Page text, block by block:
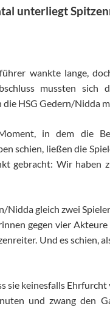
unterliegt
wankte lange,
mussten
HSG Gedern/Nidda
in dem die
schien, ließen die
gebracht: Wir haben
Nidda gleich zwei
gegen vier
Und es schien,
sie keinesfalls
und zwang den